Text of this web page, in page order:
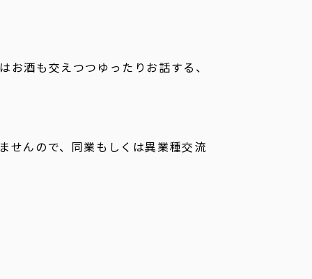
酒も交えつつゆったりお話する、
せんので、同業もしくは異業種交流